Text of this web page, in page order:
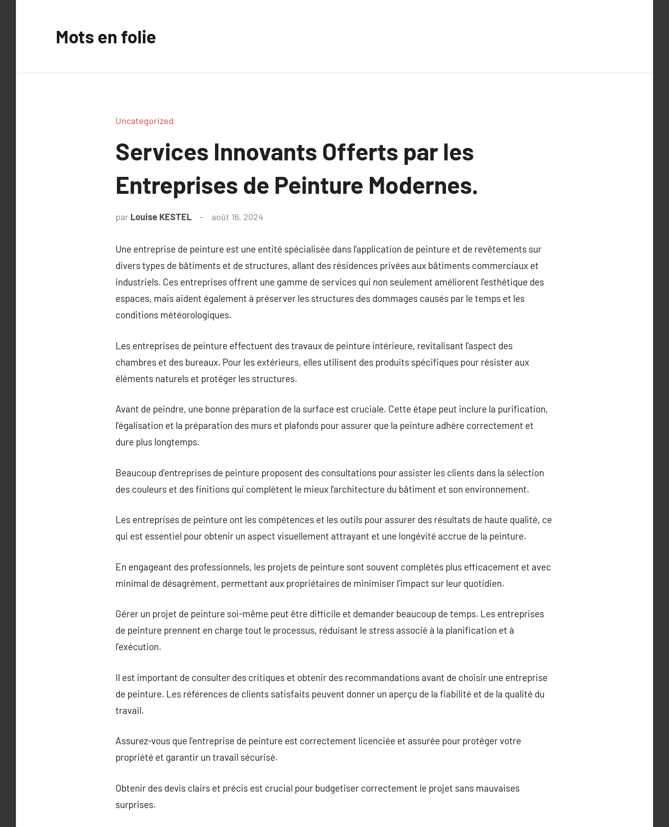
Mots en folie
Uncategorized
Services Innovants Offerts par les
Entreprises de Peinture Modernes.
par Louise KESTEL août 16, 2024
Une entreprise de peinture est une entité spécialisée dans l’application de peinture et de revêtements sur
divers types de bâtiments et de structures, allant des résidences privées aux bâtiments commerciaux et
industriels. Ces entreprises offrent une gamme de services qui non seulement améliorent l’esthétique des
espaces, mais aident également à préserver les structures des dommages causés par le temps et les
conditions météorologiques.
Les entreprises de peinture effectuent des travaux de peinture intérieure, revitalisant l’aspect des
chambres et des bureaux. Pour les extérieurs, elles utilisent des produits spécifiques pour résister aux
éléments naturels et protéger les structures.
Avant de peindre, une bonne préparation de la surface est cruciale. Cette étape peut inclure la purification,
l’égalisation et la préparation des murs et plafonds pour assurer que la peinture adhère correctement et
dure plus longtemps.
Beaucoup d’entreprises de peinture proposent des consultations pour assister les clients dans la sélection
des couleurs et des finitions qui complètent le mieux l’architecture du bâtiment et son environnement.
Les entreprises de peinture ont les compétences et les outils pour assurer des résultats de haute qualité, ce
qui est essentiel pour obtenir un aspect visuellement attrayant et une longévité accrue de la peinture.
En engageant des professionnels, les projets de peinture sont souvent complétés plus efficacement et avec
minimal de désagrément, permettant aux propriétaires de minimiser l’impact sur leur quotidien.
Gérer un projet de peinture soi-même peut être difficile et demander beaucoup de temps. Les entreprises
de peinture prennent en charge tout le processus, réduisant le stress associé à la planification et à
l’exécution.
Il est important de consulter des critiques et obtenir des recommandations avant de choisir une entreprise
de peinture. Les références de clients satisfaits peuvent donner un aperçu de la fiabilité et de la qualité du
travail.
Assurez-vous que l’entreprise de peinture est correctement licenciée et assurée pour protéger votre
propriété et garantir un travail sécurisé.
Obtenir des devis clairs et précis est crucial pour budgetiser correctement le projet sans mauvaises
surprises.